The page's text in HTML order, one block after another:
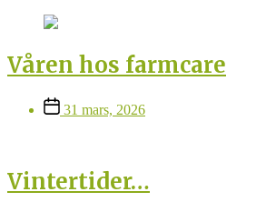
Våren hos farmcare
Inläggsdatum
31 mars, 2026
Vintertider…